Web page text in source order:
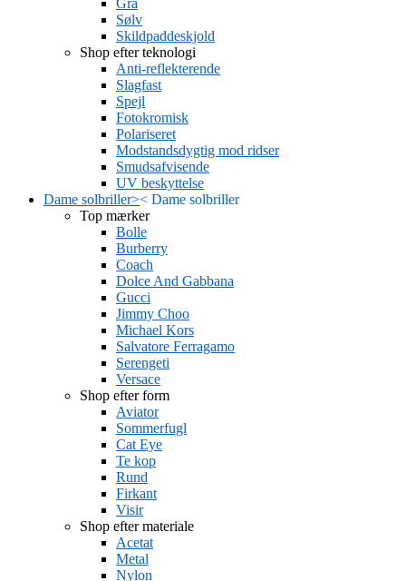
Grå
Sølv
Skildpaddeskjold
Shop efter teknologi
Anti-reflekterende
Slagfast
Spejl
Fotokromisk
Polariseret
Modstandsdygtig mod ridser
Smudsafvisende
UV beskyttelse
Dame solbriller>< Dame solbriller
Top mærker
Bolle
Burberry
Coach
Dolce And Gabbana
Gucci
Jimmy Choo
Michael Kors
Salvatore Ferragamo
Serengeti
Versace
Shop efter form
Aviator
Sommerfugl
Cat Eye
Te kop
Rund
Firkant
Visir
Shop efter materiale
Acetat
Metal
Nylon